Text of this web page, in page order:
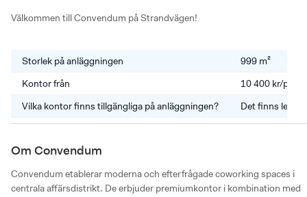
Välkommen till Convendum på Strandvägen!
Storlek på anläggningen
999 m²
Kontor från
10 400 kr/
Vilka kontor finns tillgängliga på anläggningen?
Det finns
Om Convendum
Convendum etablerar moderna och efterfrågade coworking spaces i
centrala affärsdistrikt. De erbjuder premiumkontor i kombination med